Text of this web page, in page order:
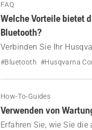
FAQ
Welche Vorteile bietet
Bluetooth?
Verbinden Sie Ihr
Zugriff auf eine Reihe
#Bluetooth #Husqvarna
How-To-Guides
Verwenden von
Erfahren Sie, wie Sie